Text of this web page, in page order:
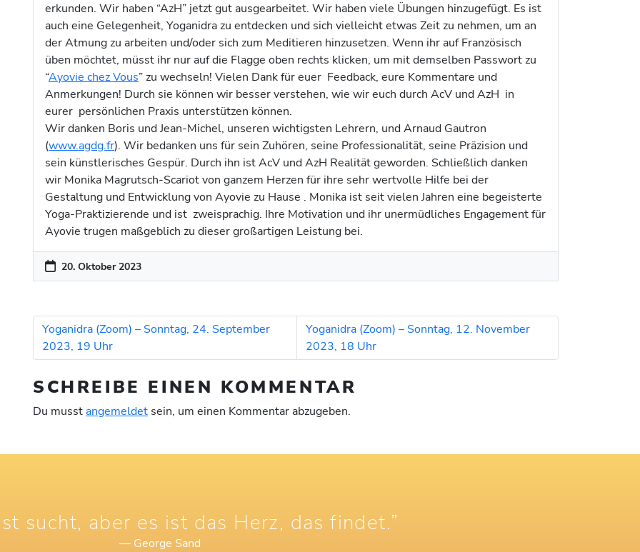
erkunden. Wir haben “AzH” jetzt gut ausgearbeitet. Wir haben viele Übungen hinzugefügt. Es ist
auch eine Gelegenheit, Yoganidra zu entdecken und sich vielleicht etwas Zeit zu nehmen, um an
der Atmung zu arbeiten und/oder sich zum Meditieren hinzusetzen. Wenn ihr auf Französisch
üben möchtet, müsst ihr nur auf die Flagge oben rechts klicken, um mit demselben Passwort zu
“Ayovie chez Vous” zu wechseln! Vielen Dank für euer Feedback, eure Kommentare und
Anmerkungen! Durch sie können wir besser verstehen, wie wir euch durch AcV und AzH in
eurer persönlichen Praxis unterstützen können.
Wir danken Boris und Jean-Michel, unseren wichtigsten Lehrern, und Arnaud Gautron
(www.agdg.fr). Wir bedanken uns für sein Zuhören, seine Professionalität, seine Präzision und
sein künstlerisches Gespür. Durch ihn ist AcV und AzH Realität geworden. Schließlich danken
wir Monika Magrutsch-Scariot von ganzem Herzen für ihre sehr wertvolle Hilfe bei der
Gestaltung und Entwicklung von Ayovie zu Hause . Monika ist seit vielen Jahren eine begeisterte
Yoga-Praktizierende und ist zweisprachig. Ihre Motivation und ihr unermüdliches Engagement für
Ayovie trugen maßgeblich zu dieser großartigen Leistung bei.
20. Oktober 2023
Yoganidra (Zoom) – Sonntag, 24. September
2023, 19 Uhr
Yoganidra (Zoom) – Sonntag, 12. November
2023, 18 Uhr
SCHREIBE EINEN KOMMENTAR
Du musstangemeldet sein, um einen Kommentar abzugeben.
sucht, aber es ist das Herz, das findet.”
— George Sand